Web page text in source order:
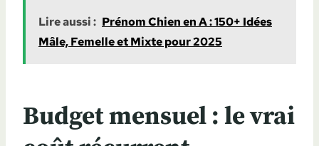
Lire aussi : Prénom Chien en A : 150+ Idées
Mâle, Femelle et Mixte pour 2025
Budget mensuel : le vrai